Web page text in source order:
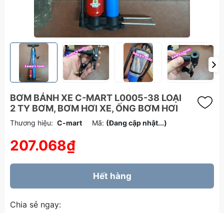
BƠM BÁNH XE C-MART L0005-38 LOẠI
2 TY BƠM, BƠM HƠI XE, ỐNG BƠM HƠI
Thương hiệu: C-mart Mã: (Đang cập nhật...)
207.068₫
Hết hàng
Chia sẻ ngay: